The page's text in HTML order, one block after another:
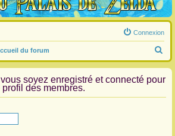
Connexion
du forum
e
c
soyez enregistré et connecté pour
des membres.